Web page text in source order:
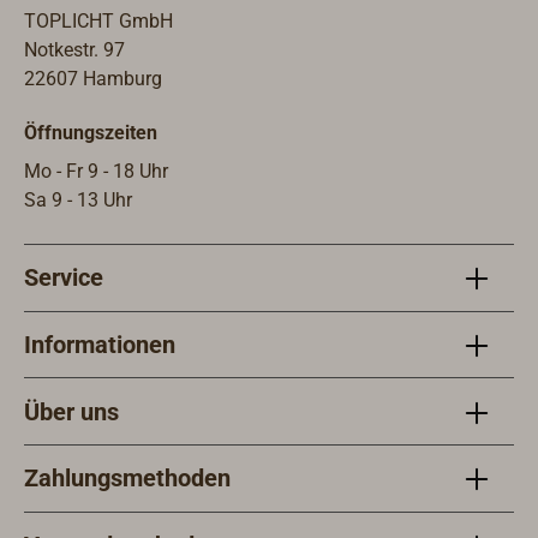
TOPLICHT GmbH
Notkestr. 97
22607 Hamburg
Öffnungszeiten
Mo - Fr 9 - 18 Uhr
Sa 9 - 13 Uhr
Service
Informationen
Über uns
Zahlungsmethoden